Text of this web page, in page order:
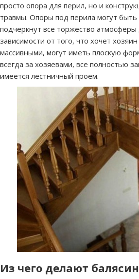
просто опора для перил, но и
травмы. Опоры под перила могут
подчеркнут все торжество
зависимости от того, что хочет
массивными, могут иметь плоскую
всегда за хозяевами, все полностью
имеется лестничный проем.
Из чего делают